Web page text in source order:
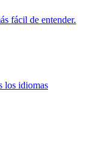
fácil de entender.
los idiomas